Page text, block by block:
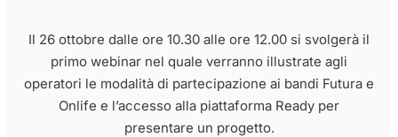
Il 26 ottobre dalle ore 10.30 alle ore 12.00 si svolgerà il
primo webinar nel quale verranno illustrate agli
operatori le modalità di partecipazione ai bandi Futura e
Onlife e l’accesso alla piattaforma Ready per
presentare un progetto.